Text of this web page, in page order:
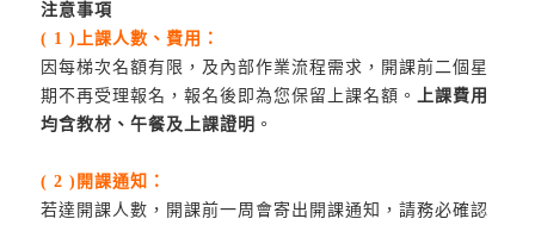
注意事項
( 1 )上課人數、費用：
因每梯次名額有限，及內部作業流程需求，開課前二個星
期不再受理報名，報名後即為您保留上課名額。 上課費用
均含教材、午餐及上課證明 。
( 2 )開課通知：
若達開課人數，開課前一周會寄出開課通知，請務必確認